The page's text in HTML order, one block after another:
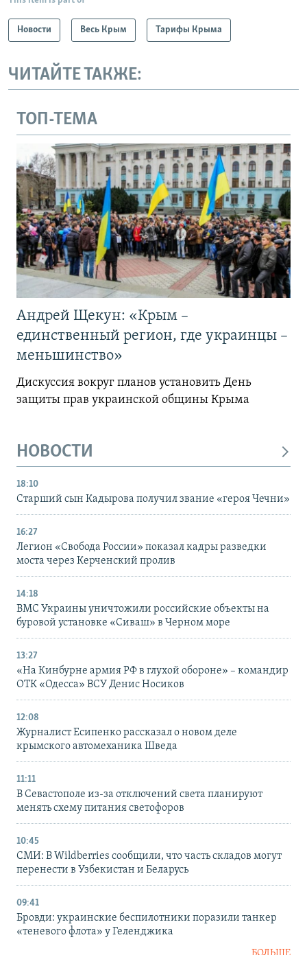
Новости Весь Крым Тарифы Крыма
ЧИТАЙТЕ ТАКЖЕ:
ТОП-ТЕМА
Андрей Щекун: «Крым –
единственный регион, где украинцы –
меньшинство»
Дискуссия вокруг планов установить День
защиты прав украинской общины Крыма
НОВОСТИ
18:10
Старший сын Кадырова получил звание «героя Чечни»
16:27
Легион «Свобода России» показал кадры разведки
моста через Керченский пролив
14:18
ВМС Украины уничтожили российские объекты на
буровой установке «Сиваш» в Черном море
13:27
«На Кинбурне армия РФ в глухой обороне» – командир
ОТК «Одесса» ВСУ Денис Носиков
12:08
Журналист Есипенко рассказал о новом деле
крымского автомеханика Шведа
11:11
В Севастополе из-за отключений света планируют
менять схему питания светофоров
10:45
СМИ: В Wildberries сообщили, что часть складов могут
перенести в Узбекистан и Беларусь
09:41
Бровди: украинские беспилотники поразили танкер
«теневого флота» у Геленджика